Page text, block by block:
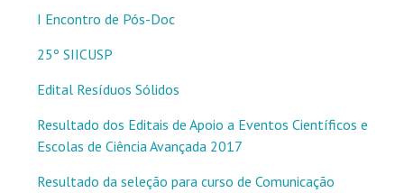
I Encontro de Pós-Doc
25º SIICUSP
Edital Resíduos Sólidos
Resultado dos Editais de Apoio a Eventos Científicos e
Escolas de Ciência Avançada 2017
Resultado da seleção para curso de Comunicação